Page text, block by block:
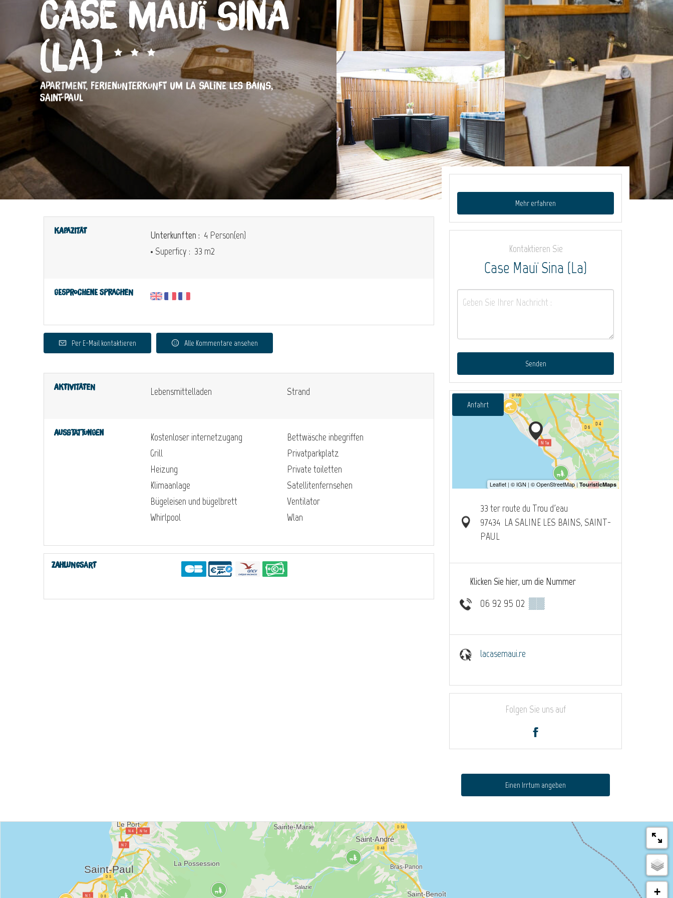
Case Mauï Sina
(La)
APARTMENT, FERIENUNTERKUNFT UM LA SALINE LES BAINS,
SAINT-PAUL
Kapazität Unterkunften : 4 Person(en)
• Superficy : 33 m2
Gesprochene Sprachen
Per E-Mail kontaktieren Alle Kommentare ansehen
Aktivitäten Lebensmittelladen Strand
Ausstattungen
Kostenloser internetzugang
Grill
Heizung
Klimaanlage
Bügeleisen und bügelbrett
Whirlpool
Bettwäsche inbegriffen
Privatparkplatz
Private toiletten
Satellitenfernsehen
Ventilator
Wlan
Zahlungsart
Mehr erfahren
Kontaktieren Sie
Case Mauï Sina (La)
Senden
Anfahrt
33 ter route du Trou d'eau
97434 LA SALINE LES BAINS, SAINT-
PAUL
Klicken Sie hier, um die Nummer
06 92 95 02 ▒▒
lacasemaui.re
Folgen Sie uns auf
Einen Irrtum angeben
+